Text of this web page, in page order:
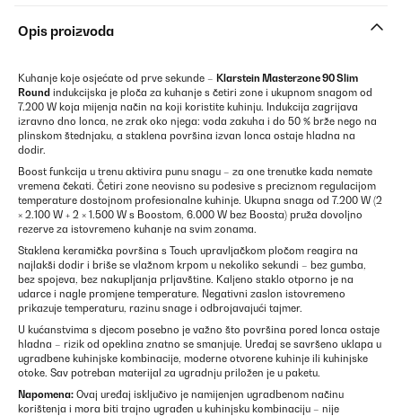
Opis proizvoda
Kuhanje koje osjećate od prve sekunde – Klarstein Masterzone 90 Slim
Round indukcijska je ploča za kuhanje s četiri zone i ukupnom snagom od
7.200 W koja mijenja način na koji koristite kuhinju. Indukcija zagrijava
izravno dno lonca, ne zrak oko njega: voda zakuha i do 50 % brže nego na
plinskom štednjaku, a staklena površina izvan lonca ostaje hladna na
dodir.
Boost funkcija u trenu aktivira punu snagu – za one trenutke kada nemate
vremena čekati. Četiri zone neovisno su podesive s preciznom regulacijom
temperature dostojnom profesionalne kuhinje. Ukupna snaga od 7.200 W (2
× 2.100 W + 2 × 1.500 W s Boostom, 6.000 W bez Boosta) pruža dovoljno
rezerve za istovremeno kuhanje na svim zonama.
Staklena keramička površina s Touch upravljačkom pločom reagira na
najlakši dodir i briše se vlažnom krpom u nekoliko sekundi – bez gumba,
bez spojeva, bez nakupljanja prljavštine. Kaljeno staklo otporno je na
udarce i nagle promjene temperature. Negativni zaslon istovremeno
prikazuje temperaturu, razinu snage i odbrojavajući tajmer.
U kućanstvima s djecom posebno je važno što površina pored lonca ostaje
hladna – rizik od opeklina znatno se smanjuje. Uređaj se savršeno uklapa u
ugradbene kuhinjske kombinacije, moderne otvorene kuhinje ili kuhinjske
otoke. Sav potreban materijal za ugradnju priložen je u paketu.
Napomena: Ovaj uređaj isključivo je namijenjen ugradbenom načinu
korištenja i mora biti trajno ugrađen u kuhinjsku kombinaciju – nije